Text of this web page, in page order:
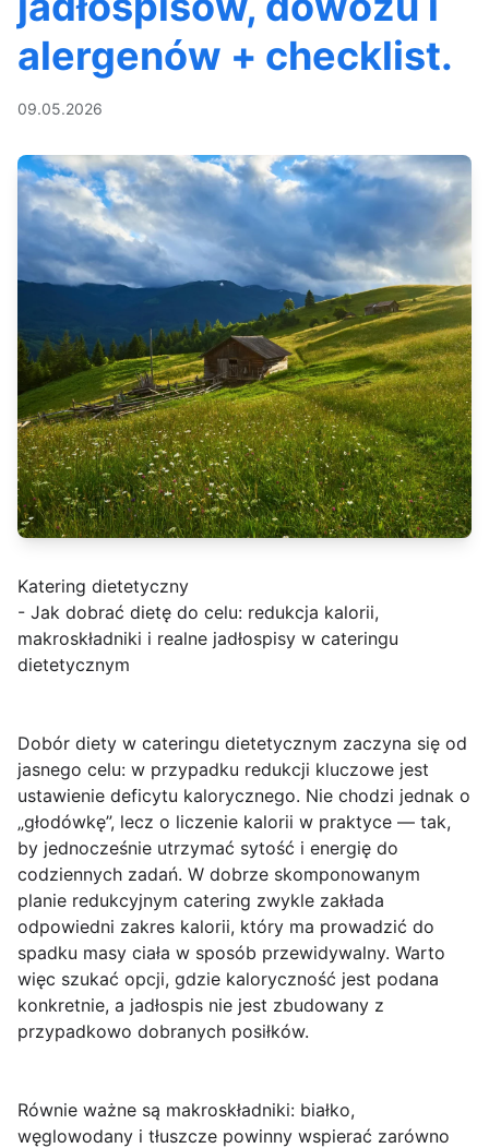
alergenów + checklist.
09.05.2026
Katering dietetyczny
- Jak dobrać dietę do celu: redukcja kalorii,
makroskładniki i realne jadłospisy w cateringu
dietetycznym
Dobór diety w cateringu dietetycznym zaczyna się od
jasnego celu: w przypadku redukcji kluczowe jest
ustawienie deficytu kalorycznego. Nie chodzi jednak o
„głodówkę”, lecz o liczenie kalorii w praktyce — tak,
by jednocześnie utrzymać sytość i energię do
codziennych zadań. W dobrze skomponowanym
planie redukcyjnym catering zwykle zakłada
odpowiedni zakres kalorii, który ma prowadzić do
spadku masy ciała w sposób przewidywalny. Warto
więc szukać opcji, gdzie kaloryczność jest podana
konkretnie, a jadłospis nie jest zbudowany z
przypadkowo dobranych posiłków.
Równie ważne są makroskładniki: białko,
węglowodany i tłuszcze powinny wspierać zarówno